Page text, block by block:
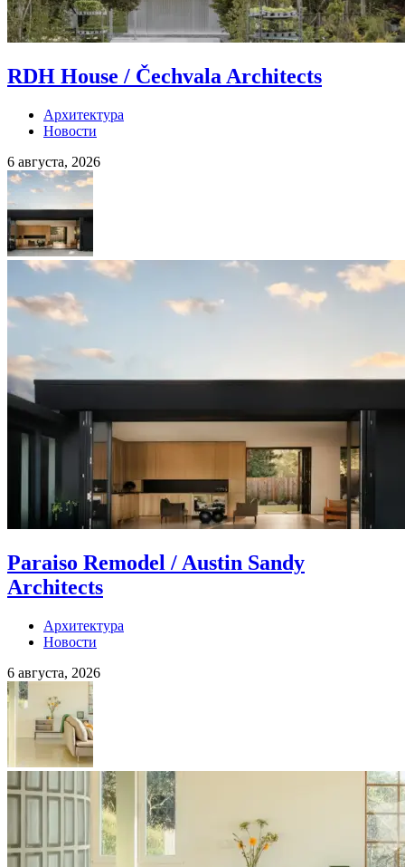
RDH House / Čechvala Architects
Архитектура
Новости
6 августа, 2026
Paraiso Remodel / Austin Sandy
Architects
Архитектура
Новости
6 августа, 2026